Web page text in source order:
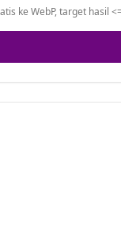
ke WebP, target hasil